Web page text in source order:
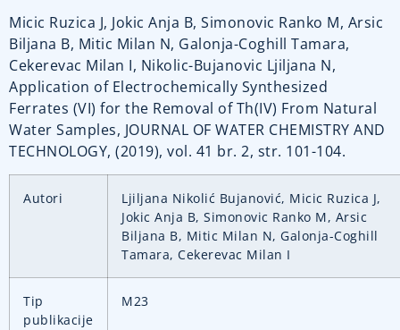
Micic Ruzica J, Jokic Anja B, Simonovic Ranko M, Arsic
Biljana B, Mitic Milan N, Galonja-Coghill Tamara,
Cekerevac Milan I, Nikolic-Bujanovic Ljiljana N,
Application of Electrochemically Synthesized
Ferrates (VI) for the Removal of Th(IV) From Natural
Water Samples, JOURNAL OF WATER CHEMISTRY AND
TECHNOLOGY, (2019), vol. 41 br. 2, str. 101-104.
Autori
Ljiljana Nikolić Bujanović, Micic Ruzica J,
Jokic Anja B, Simonovic Ranko M, Arsic
Biljana B, Mitic Milan N, Galonja-Coghill
Tamara, Cekerevac Milan I
Tip
publikacije
M23